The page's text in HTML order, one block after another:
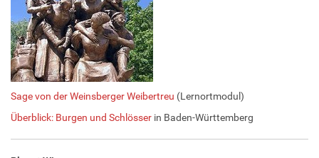
Sage von der Weinsberger Weibertreu (Lernortmodul)
Überblick: Burgen und Schlösser in Baden-Württemberg